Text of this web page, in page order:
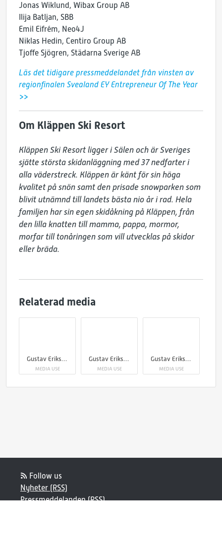
Jonas Wiklund, Wibax Group AB
Ilija Batljan, SBB
Emil Eifrém, Neo4J
Niklas Hedin, Centiro Group AB
Tjoffe Sjögren, Städarna Sverige AB
Läs det tidigare pressmeddelandet från vinsten av
regionfinalen Svealand EY Entrepreneur Of The Year
>>
Om Kläppen Ski Resort
Kläppen Ski Resort ligger i Sälen och är Sveriges
sjätte största skidanläggning med 37 nedfarter i
alla väderstreck. Kläppen är känt för sin höga
kvalitet på snön samt den prisade snowparken som
blivit utnämnd till landets bästa nio år i rad. Hela
familjen har sin egen skidåkning på Kläppen, från
den lilla knatten till mamma, pappa, mormor,
morfar till tonåringen som vill utvecklas på skidor
eller bräda.
Relaterad media
Gustav Eriksson, VD på Kläppen Ski Resort
MEDIA USE
Gustav Eriksson, VD Kläppen Ski Resort
MEDIA USE
Gustav Eriksson, VD Kläppen Ski Resort
MEDIA USE
Follow us
Nyheter (RSS)
Pressmeddelanden (RSS)